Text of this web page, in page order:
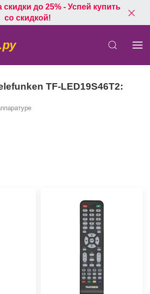
скидки до 25% - Успей купить
со скидкой!
TF-LED19S46T2: